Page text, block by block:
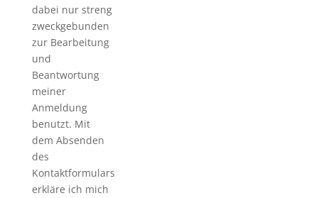
dabei nur streng
zweckgebunden
zur Bearbeitung
und
Beantwortung
meiner
Anmeldung
benutzt. Mit
dem Absenden
des
Kontaktformulars
erkläre ich mich